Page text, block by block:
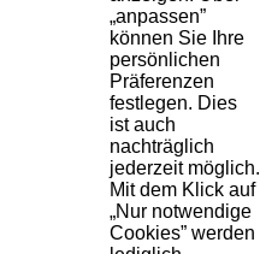
„anpassen”
können Sie Ihre
persönlichen
Präferenzen
festlegen. Dies
ist auch
nachträglich
jederzeit möglich.
Mit dem Klick auf
„Nur notwendige
Cookies” werden